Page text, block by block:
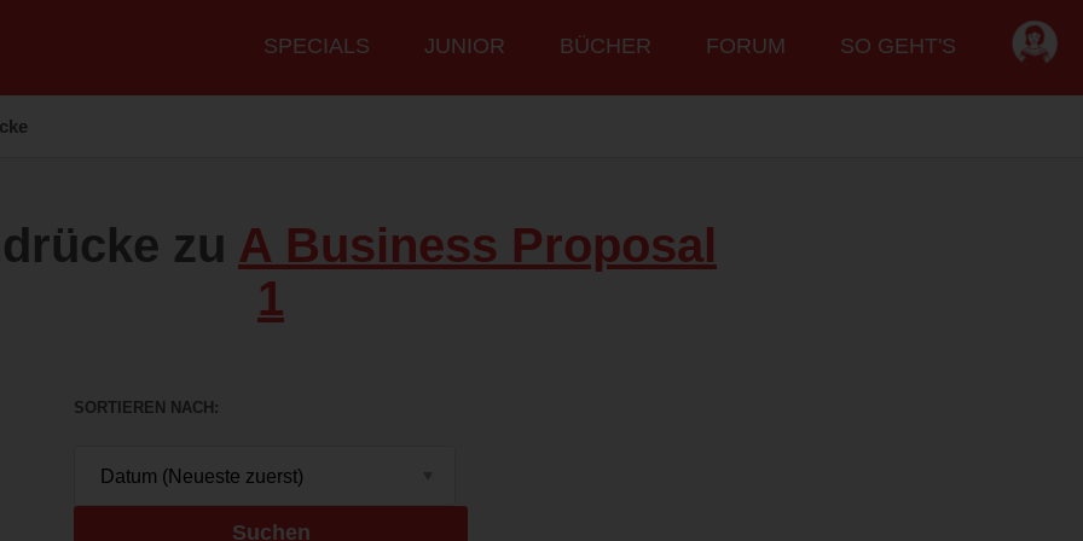
Hauptmenü
SPECIALS JUNIOR BÜCHER FORUM SO GEHT'S
zu A Business Proposal
1
SORTIEREN NACH
Suchen